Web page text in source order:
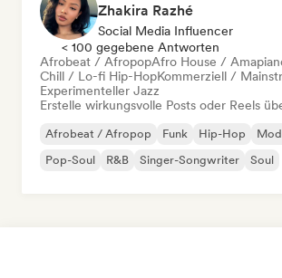
Zhakira Razhé
Social Media Influencer
< 100 gegebene Antworten
Afrobeat / AfropopAfro House /
Chill / Lo-fi Hip-HopKommerziell /
Experimenteller Jazz
Erstelle wirkungsvolle Posts oder Reels
Afrobeat / Afropop Funk Hip-Hop
Pop-Soul
R&B Singer-Songwriter Soul